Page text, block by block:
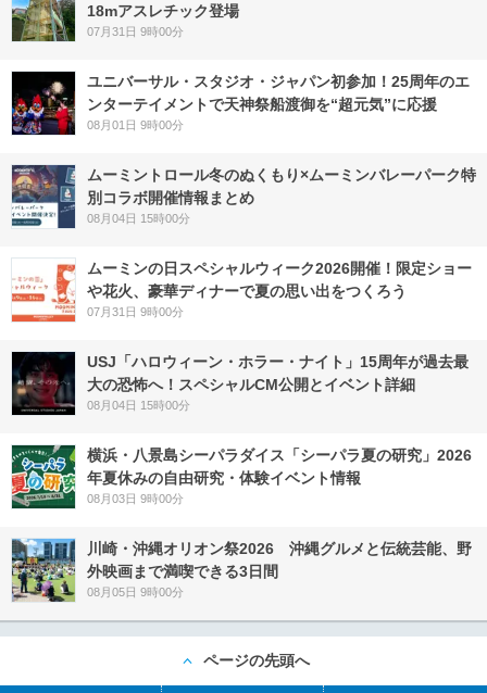
18mアスレチック登場
07月31日 9時00分
ユニバーサル・スタジオ・ジャパン初参加！25周年のエ
ンターテイメントで天神祭船渡御を“超元気”に応援
08月01日 9時00分
ムーミントロール冬のぬくもり×ムーミンバレーパーク特
別コラボ開催情報まとめ
08月04日 15時00分
ムーミンの日スペシャルウィーク2026開催！限定ショー
や花火、豪華ディナーで夏の思い出をつくろう
07月31日 9時00分
USJ「ハロウィーン・ホラー・ナイト」15周年が過去最
大の恐怖へ！スペシャルCM公開とイベント詳細
08月04日 15時00分
横浜・八景島シーパラダイス「シーパラ夏の研究」2026
年夏休みの自由研究・体験イベント情報
08月03日 9時00分
川崎・沖縄オリオン祭2026 沖縄グルメと伝統芸能、野
外映画まで満喫できる3日間
08月05日 9時00分
ページの先頭へ